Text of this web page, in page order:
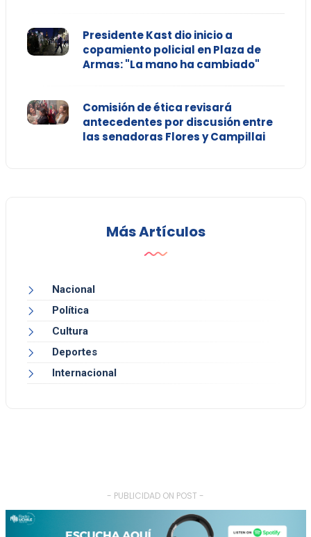
Presidente Kast dio inicio a
copamiento policial en Plaza de
Armas: "La mano ha cambiado"
Comisión de ética revisará
antecedentes por discusión entre
las senadoras Flores y Campillai
Más Artículos
Nacional
Política
Cultura
Deportes
Internacional
- PUBLICIDAD ON POST -